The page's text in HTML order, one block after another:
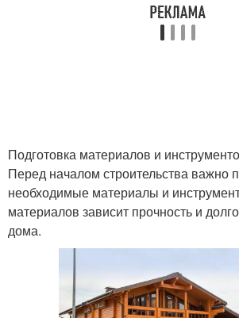
Подготовка материалов и
Перед началом строительства важно
необходимые материалы и
материалов зависит прочность и
дома.